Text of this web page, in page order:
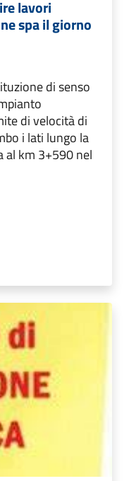
lavori
spa il giorno
di senso
di velocità di
i lati lungo la
al km 3+590 nel